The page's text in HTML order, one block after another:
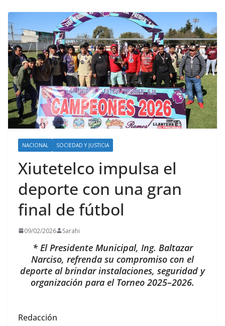
NACIONAL SOCIEDAD Y JUSTICIA
Xiutetelco impulsa el
deporte con una gran
final de fútbol
09/02/2026 Sarahi
* El Presidente Municipal, Ing. Baltazar
Narciso, refrenda su compromiso con el
deporte al brindar instalaciones, seguridad y
organización para el Torneo 2025–2026.
Redacción